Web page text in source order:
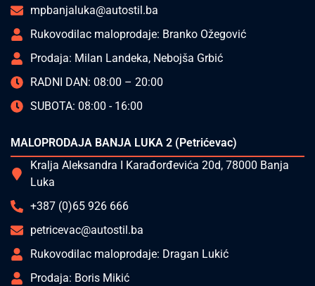
mpbanjaluka@autostil.ba
Rukovodilac maloprodaje: Branko Ožegović
Prodaja: Milan Landeka, Nebojša Grbić
RADNI DAN: 08:00 – 20:00
SUBOTA: 08:00 - 16:00
MALOPRODAJA BANJA LUKA 2 (Petrićevac)
Kralja Aleksandra I Karađorđevića 20d, 78000 Banja
Luka
+387 (0)65 926 666
petricevac@autostil.ba
Rukovodilac maloprodaje: Dragan Lukić
Prodaja: Boris Mikić